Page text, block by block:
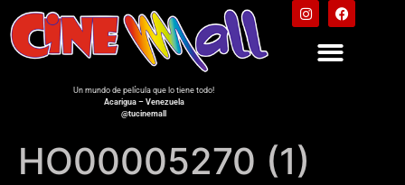
Un mundo de película que lo tiene todo!
Acarigua – Venezuela
@tucinemall
HO00005270 (1)